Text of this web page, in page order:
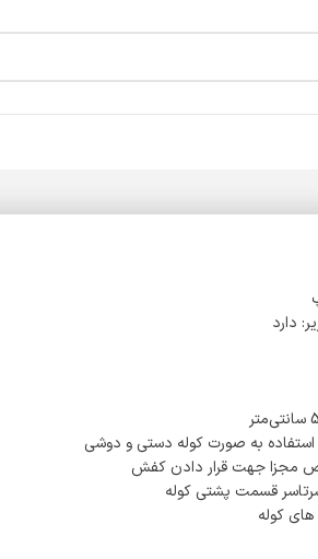
دارد
به صورت کوله دستی و دوشی
مجزا جهت قرار دادن کفش
قسمت پشتی کوله
کوله